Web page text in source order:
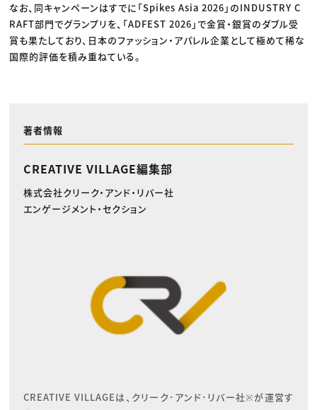
なお、同キャンペーンはすでに「Spikes Asia 2026」のINDUSTRY C
RAFT部門でグランプリを、「ADFEST 2026」で金賞・銀賞のダブル受
賞も果たしており、日本のファッション・アパレル企業として極めて稀な
国際的評価を積み重ねている。
著者情報
CREATIVE VILLAGE編集部
株式会社クリーク・アンド・リバー社
エンゲージメント・セクション
CREATIVE VILLAGEは、クリーク･アンド･リバー社※が運営す